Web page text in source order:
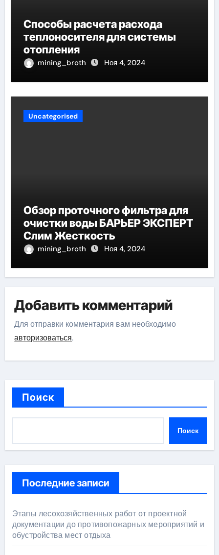
Способы расчета расхода
теплоносителя для системы
отопления
mining_broth Ноя 4, 2024
Uncategorised
Обзор проточного фильтра для
очистки воды БАРЬЕР ЭКСПЕРТ
Слим Жесткость
mining_broth Ноя 4, 2024
Добавить комментарий
Для отправки комментария вам необходимо
авторизоваться.
Поиск
Поиск
Последние записи
Этапы лесохозяйственных работ от проектной
документации до противопожарных мероприятий и
обустройства мест отдыха